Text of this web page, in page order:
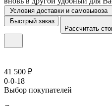
Условия доставки и самовывоза
Быстрый заказ
Рассчитать
41 500 ₽
0-0-18
Выбор покупателей